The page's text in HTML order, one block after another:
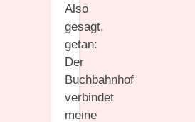
Also
gesagt,
getan:
Der
Buchbahnhof
verbindet
meine